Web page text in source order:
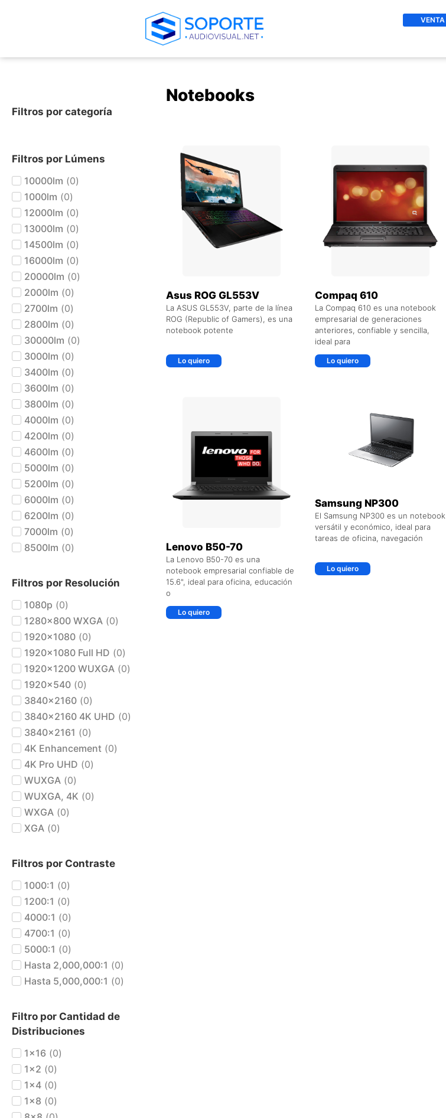
VENTA
Filtros por categoría
Filtros por Lúmens
10000lm (0)
1000lm (0)
12000lm (0)
13000lm (0)
14500lm (0)
16000lm (0)
20000lm (0)
2000lm (0)
2700lm (0)
2800lm (0)
30000lm (0)
3000lm (0)
3400lm (0)
3600lm (0)
3800lm (0)
4000lm (0)
4200lm (0)
4600lm (0)
5000lm (0)
5200lm (0)
6000lm (0)
6200lm (0)
7000lm (0)
8500lm (0)
Filtros por Resolución
1080p (0)
1280x800 WXGA (0)
1920x1080 (0)
1920x1080 Full HD (0)
1920x1200 WUXGA (0)
1920x540 (0)
3840x2160 (0)
3840x2160 4K UHD (0)
3840x2161 (0)
4K Enhancement (0)
4K Pro UHD (0)
WUXGA (0)
WUXGA, 4K (0)
WXGA (0)
XGA (0)
Filtros por Contraste
1000:1 (0)
1200:1 (0)
4000:1 (0)
4700:1 (0)
5000:1 (0)
Hasta 2,000,000:1 (0)
Hasta 5,000,000:1 (0)
Filtro por Cantidad de
Distribuciones
1x16 (0)
1x2 (0)
1x4 (0)
1x8 (0)
Notebooks
Asus ROG GL553V
La ASUS GL553V, parte de la línea
ROG (Republic of Gamers), es una
notebook potente
Lo quiero
Compaq 610
La Compaq 610 es una notebook
empresarial de generaciones
anteriores, confiable y sencilla,
ideal para
Lo quiero
Lenovo B50-70
La Lenovo B50-70 es una
notebook empresarial confiable de
15.6", ideal para oficina, educación
o
Lo quiero
Samsung NP300
El Samsung NP300 es un notebook
versátil y económico, ideal para
tareas de oficina, navegación
Lo quiero